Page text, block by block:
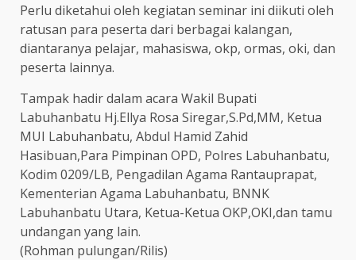
Perlu diketahui oleh kegiatan seminar ini diikuti oleh
ratusan para peserta dari berbagai kalangan,
diantaranya pelajar, mahasiswa, okp, ormas, oki, dan
peserta lainnya.
Tampak hadir dalam acara Wakil Bupati
Labuhanbatu Hj.Ellya Rosa Siregar,S.Pd,MM, Ketua
MUI Labuhanbatu, Abdul Hamid Zahid
Hasibuan,Para Pimpinan OPD, Polres Labuhanbatu,
Kodim 0209/LB, Pengadilan Agama Rantauprapat,
Kementerian Agama Labuhanbatu, BNNK
Labuhanbatu Utara, Ketua-Ketua OKP,OKI,dan tamu
undangan yang lain.
(Rohman pulungan/Rilis)